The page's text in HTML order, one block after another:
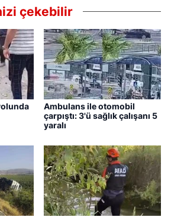
çekebilir
Ambulans ile otomobil
çarpıştı: 3'ü sağlık çalışanı 5
yaralı